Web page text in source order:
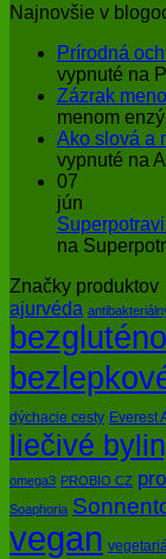
Najnovšie v
Prírodná
vypnuté na
Zázrak
menom
Ako slová a
vypnuté na
07
jún
na
Značky produktov
ajurvéda
dýchacie cesty Everest
liečivé
omega3 PROBIO CZ
Soaphoria
vegan